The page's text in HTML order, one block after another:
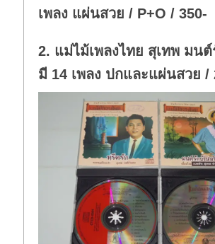
เพลง แผ่นสวย / P+O / 350-
2. แม่ไม้เพลงไทย สุเทพ มน
มี 14 เพลง ปกและแผ่นสวย /